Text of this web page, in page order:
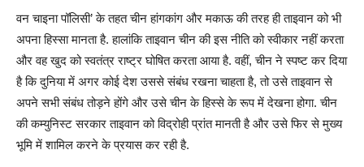
वन चाइना पॉलिसी’ के तहत चीन हांगकांग और मकाऊ की तरह ही ताइवान को भी
अपना हिस्सा मानता है. हालांकि ताइवान चीन की इस नीति को स्वीकार नहीं करता
और वह खुद को स्वतंत्र राष्ट्र घोषित करता आया है. वहीं, चीन ने स्पष्ट कर दिया
है कि दुनिया में अगर कोई देश उससे संबंध रखना चाहता है, तो उसे ताइवान से
अपने सभी संबंध तोड़ने होंगे और उसे चीन के हिस्से के रूप में देखना होगा. चीन
की कम्युनिस्ट सरकार ताइवान को विद्रोही प्रांत मानती है और उसे फिर से मुख्य
भूमि में शामिल करने के प्रयास कर रही है.